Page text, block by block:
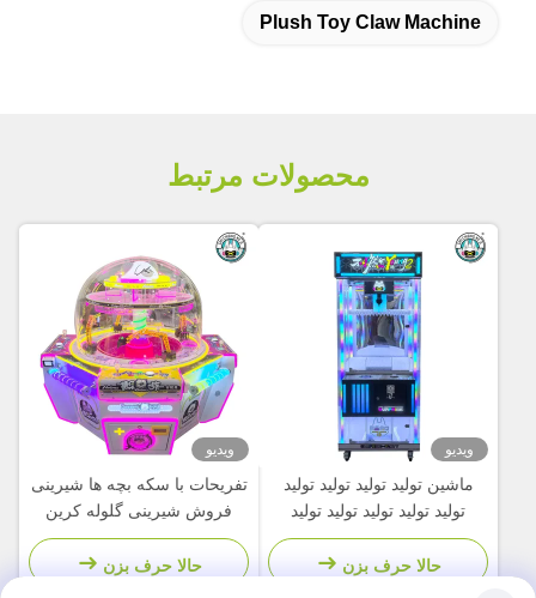
Plush Toy Claw Machine
محصولات مرتبط
ویدیو
ماشين توليد توليد توليد توليد
توليد توليد توليد توليد توليد
حالا حرف بزن
ویدیو
تفریحات با سکه بچه ها شیرینی
فروش شیرینی گلوله کرین
گرفتن شیرینی ماشین بازی
حالا حرف بزن